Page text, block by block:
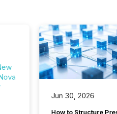
Jun 30, 2026
How to Structure